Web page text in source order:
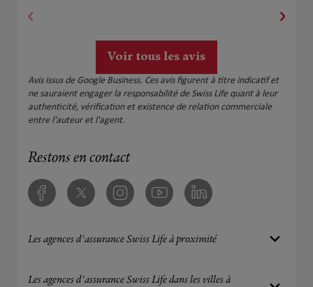
Voir tous les avis
Avis issus de Google Business. Ces avis figurent à titre indicatif et
ne sauraient engager la responsabilité de Swiss Life quant à leur
authenticité, vérification et existence de relation commerciale
entre l'auteur et l'agent.
Restons en contact
FacebookTwitter InstagramYoutube Linkedin
Les agences d'assurance Swiss Life à proximité
Les agences d'assurance Swiss Life dans les villes à